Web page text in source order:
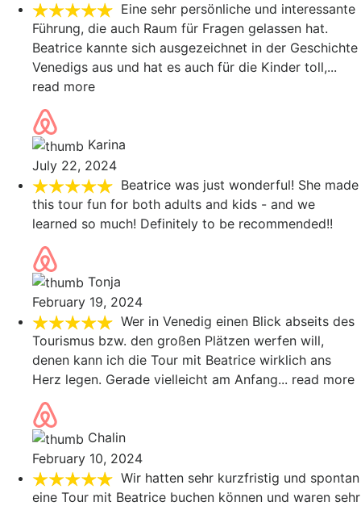
Eine sehr persönliche und interessante
Führung, die auch Raum für Fragen gelassen hat.
Beatrice kannte sich ausgezeichnet in der Geschichte
Venedigs aus und hat es auch für die Kinder toll,...
read more
Karina
July 22, 2024
Beatrice was just wonderful! She made
this tour fun for both adults and kids - and we
learned so much! Definitely to be recommended!!
Tonja
February 19, 2024
Wer in Venedig einen Blick abseits des
Tourismus bzw. den großen Plätzen werfen will,
denen kann ich die Tour mit Beatrice wirklich ans
Herz legen. Gerade vielleicht am Anfang... read more
Chalin
February 10, 2024
Wir hatten sehr kurzfristig und spontan
eine Tour mit Beatrice buchen können und waren sehr